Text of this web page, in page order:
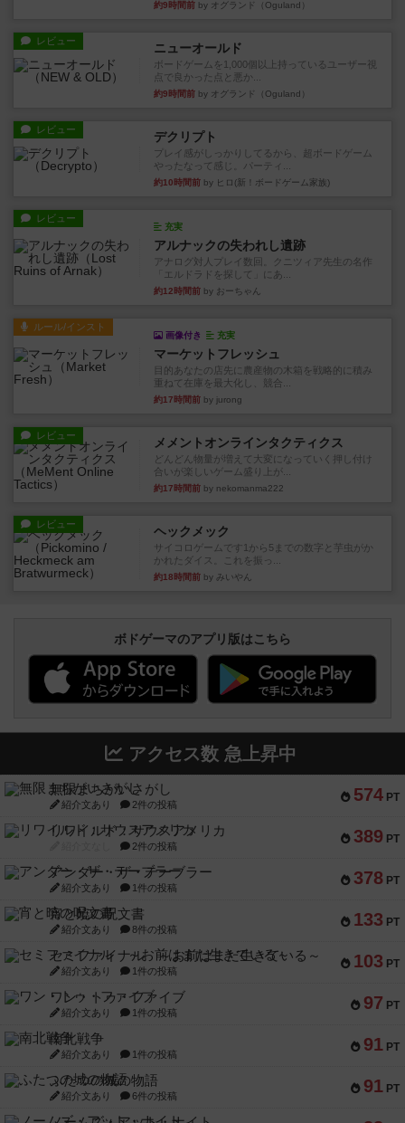
約9時間前 by オグランド（Oguland）
レビュー ニューオールド
ボードゲームを1,000個以上持っているユーザー視
点で良かった点と悪か...
約9時間前 by オグランド（Oguland）
レビュー デクリプト
プレイ感がしっかりしてるから、超ボードゲーム
やったなって感じ。パーティ...
約10時間前 by ヒロ(新！ボードゲーム家族)
レビュー
充実
アルナックの失われし遺跡
アナログ対人プレイ数回。クニツィア先生の名作
「エルドラドを探して」にあ...
約12時間前 by おーちゃん
ルール/インスト
画像付き 充実
マーケットフレッシュ
目的あなたの店先に農産物の木箱を戦略的に積み
重ねて在庫を最大化し、競合...
約17時間前 by jurong
レビュー メメントオンラインタクティクス
どんどん物量が増えて大変になっていく押し付け
合いが楽しいゲーム盛り上が...
約17時間前 by nekomanma222
レビュー ヘックメック
サイコロゲームです1から5までの数字と芋虫がか
かれたダイス。これを振っ...
約18時間前 by みいやん
ボドゲーマのアプリ版はこちら
アクセス数 急上昇中
574 PT
無限まちがいさがし
紹介文あり 2件の投稿
389 PT
リワイルド：サウスアメリカ
2件の投稿
378 PT
アンダー・ザ・テーブラー
紹介文あり 1件の投稿
133 PT
宵と暁の呪文書
紹介文あり 8件の投稿
103 PT
セミファイナル ～お前はまだ生きている～
紹介文あり 1件の投稿
97 PT
ワン・トゥ・ファイブ
紹介文あり 1件の投稿
91 PT
南北戦争
紹介文あり 1件の投稿
91 PT
ふたつの城の物語
紹介文あり 6件の投稿